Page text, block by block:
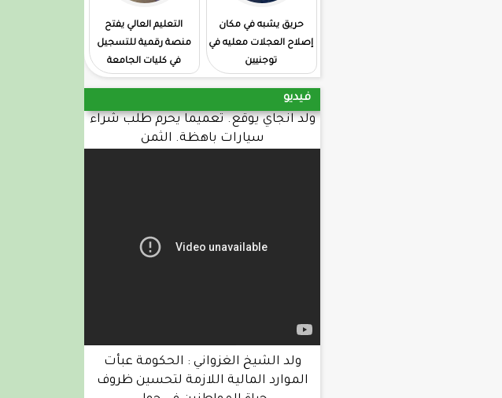
حريق يشبه في مكان
إصلاح العجلات معليه في
توجنيين
التعليم العالي يفتح
منصة رقمية للتسجيل
في كليات الجامعة
فيديو
ولد انجاي يوقع. تعميما يحرم طلب شراء
سيارات باهظة. الثمن
ولد الشيخ الغزواني : الحكومة عبأت
الموارد المالية اللازمة لتحسين ظروف